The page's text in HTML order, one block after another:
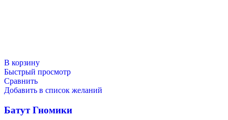
В корзину
Быстрый просмотр
Сравнить
Добавить в список желаний
Батут Гномики